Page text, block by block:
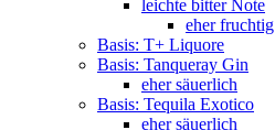
leichte bitter Note
eher fruchtig
Basis: T+ Liquore
Basis: Tanqueray Gin
eher säuerlich
Basis: Tequila Exotico
eher säuerlich